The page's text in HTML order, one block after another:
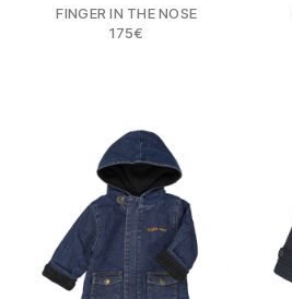
FINGER IN THE NOSE
175€